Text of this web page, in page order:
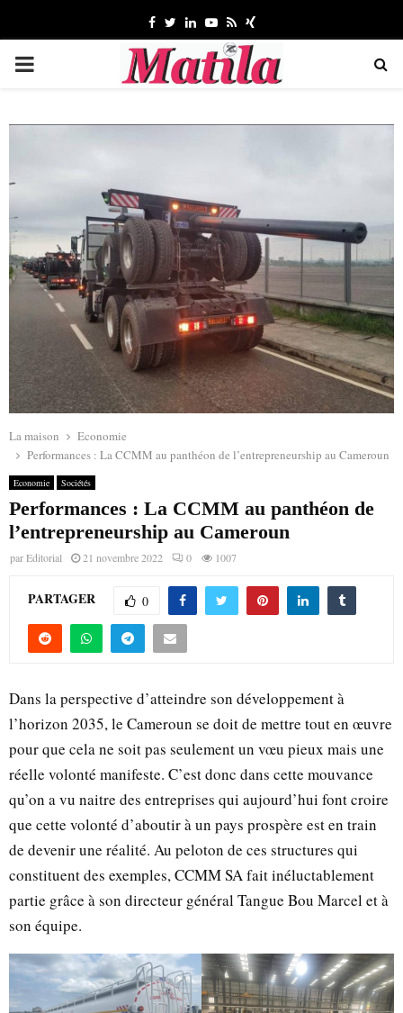
Facebook
TwitterLinkedinYoutube
RssXing
MENU
La maison
Economie
Performances : La CCMM au panthéon de l’entrepreneurship au Cameroun
Economie Sociétés
Performances : La CCMM au panthéon de
l’entrepreneurship au Cameroun
parEditorial 21 novembre 2022 0 1007
PARTAGER 0
Dans la perspective d’atteindre son développement à
l’horizon 2035, le Cameroun se doit de mettre tout en œuvre
pour que cela ne soit pas seulement un vœu pieux mais une
réelle volonté manifeste. C’est donc dans cette mouvance
qu’on a vu naitre des entreprises qui aujourd’hui font croire
que cette volonté d’aboutir à un pays prospère est en train
de devenir une réalité. Au peloton de ces structures qui
constituent des exemples, CCMM SA fait inéluctablement
partie grâce à son directeur général Tangue Bou Marcel et à
son équipe.